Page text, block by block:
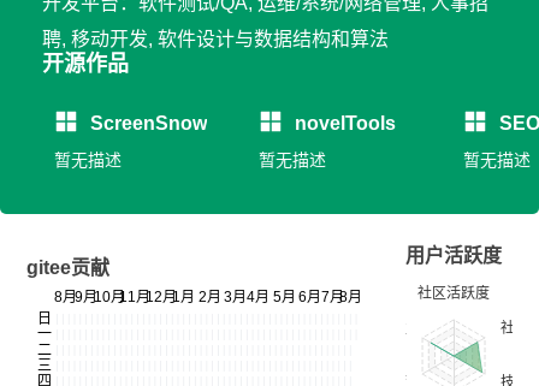
聘, 移动开发, 软件设计与数据结构和算法
开源作品
ScreenSnow
暂无描述
novelTools
暂无描述 暂无描述
gitee贡献
用户活跃度